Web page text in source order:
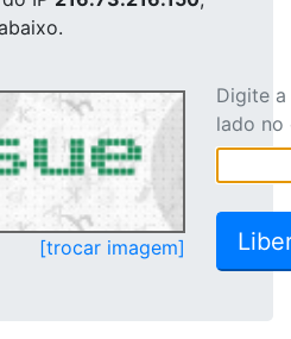
[trocar imagem]
Digite
lado no